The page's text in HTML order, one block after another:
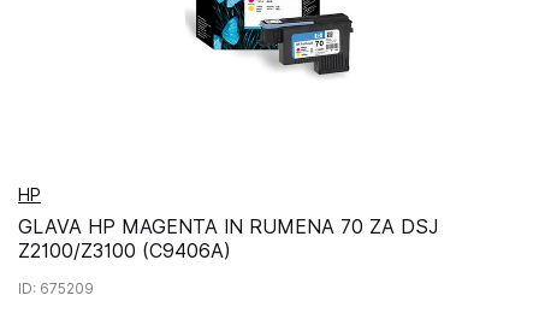
HP
GLAVA HP MAGENTA IN RUMENA 70 ZA DSJ
Z2100/Z3100 (C9406A)
ID: 675209